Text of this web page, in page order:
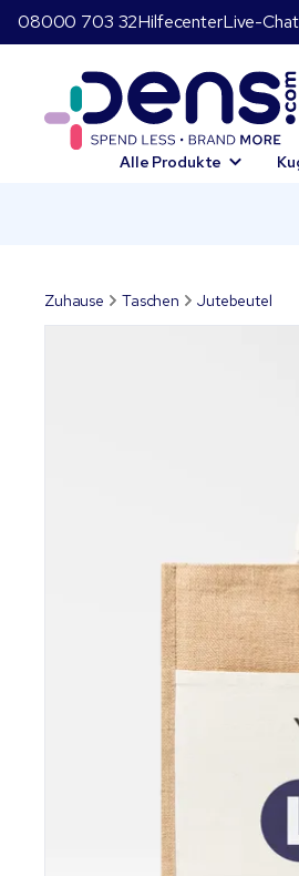
08000 703 32HilfecenterLive-Chat
Alle Produkte
Zuhause Taschen Jutebeutel